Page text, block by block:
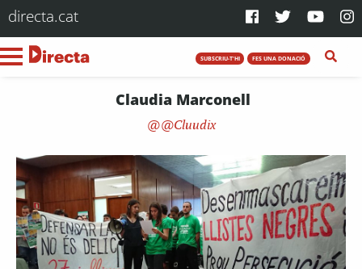
directa.cat
SUBSCRIU-T'HI FES UNA DONACIÓ
Claudia Marconell
@Cluudix